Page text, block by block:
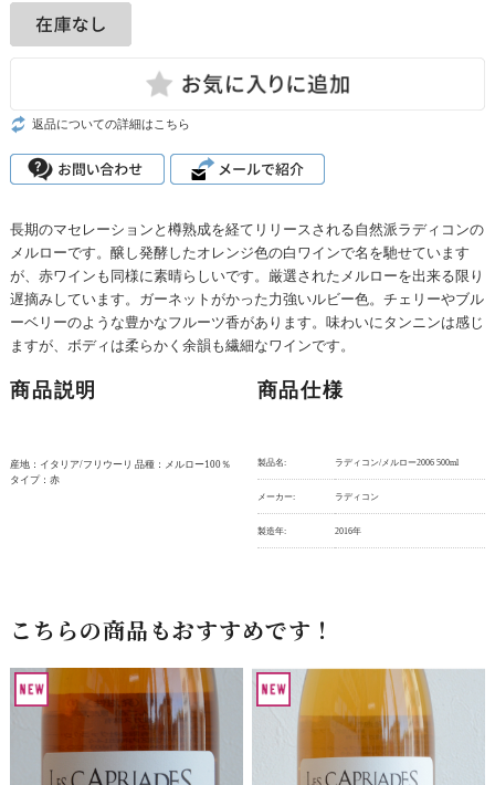
返品についての詳細はこちら
長期のマセレーションと樽熟成を経てリリースされる自然派ラディコンの
メルローです。醸し発酵したオレンジ色の白ワインで名を馳せています
が、赤ワインも同様に素晴らしいです。厳選されたメルローを出来る限り
遅摘みしています。ガーネットがかった力強いルビー色。チェリーやブル
ーベリーのような豊かなフルーツ香があります。味わいにタンニンは感じ
ますが、ボディは柔らかく余韻も繊細なワインです。
商品説明
産地：イタリア/フリウーリ 品種：メルロー100％
タイプ：赤
商品仕様
製品名: ラディコン/メルロー2006 500ml
メーカー: ラディコン
製造年: 2016年
こちらの商品もおすすめです！